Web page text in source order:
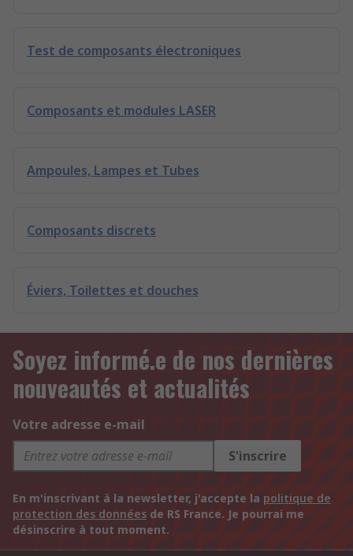
Test de composants électroniques
Composants et modules LASER
Ampoules, Lampes et Tubes
Composants discrets
Éviers, Toilettes et douches
Soyez informé.e de nos dernières
nouveautés et actualités
Votre adresse e-mail
S'inscrire
En m'inscrivant à la newsletter, j'accepte la politique de
protection des données de RS France. Je pourrai me
désinscrire à tout moment.